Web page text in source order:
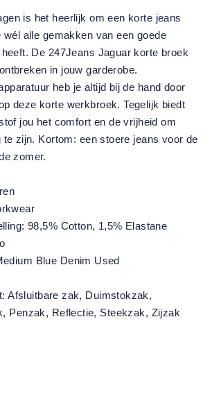
is het heerlijk om een korte jeans
alle gemakken van een goede
De 247Jeans Jaguar korte broek
in jouw garderobe.
heb je altijd bij de hand door
deze korte werkbroek. Tegelijk biedt
jou het comfort en de vrijheid om
te zijn. Kortom: een stoere jeans voor de
zomer.
98,5% Cotton, 1,5% Elastane
Blue Denim Used
Afsluitbare zak, Duimstokzak,
, Penzak, Reflectie, Steekzak, Zijzak